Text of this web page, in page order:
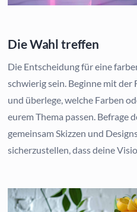
Die Wahl treffen
Die Entscheidung für eine
schwierig sein. Beginne mit
und überlege, welche Farben
eurem Thema passen. Befrage
gemeinsam Skizzen und
sicherzustellen, dass deine